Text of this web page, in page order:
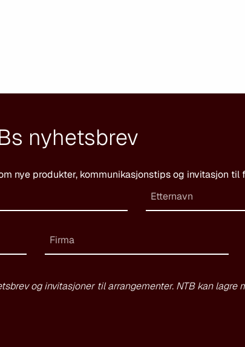
nyhetsbrev
nye produkter, kommunikasjonstips og invitasjon til
og invitasjoner til arrangementer. NTB kan lagre